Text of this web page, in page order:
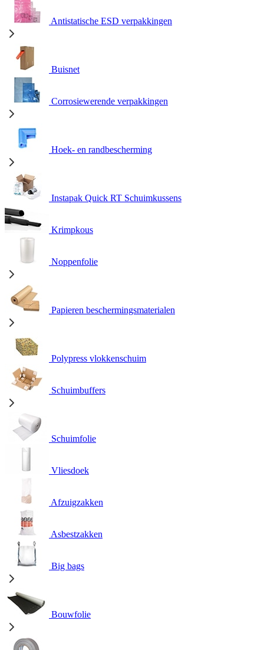
Antistatische ESD verpakkingen
Buisnet
Corrosiewerende verpakkingen
Hoek- en randbescherming
Instapak Quick RT Schuimkussens
Krimpkous
Noppenfolie
Papieren beschermingsmaterialen
Polypress vlokkenschuim
Schuimbuffers
Schuimfolie
Vliesdoek
Afzuigzakken
Asbestzakken
Big bags
Bouwfolie